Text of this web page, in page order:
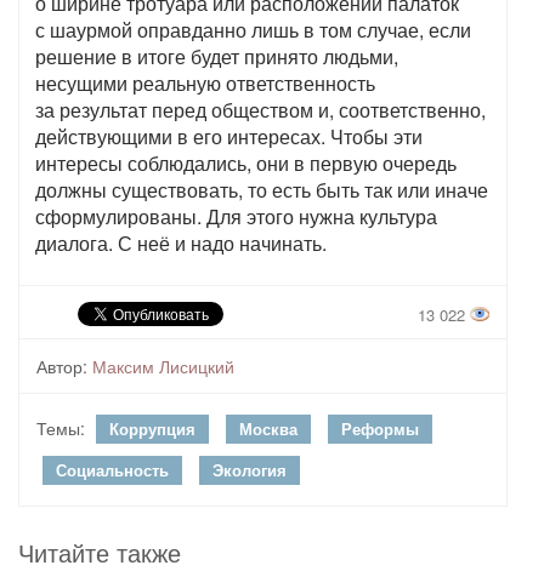
с шаурмой оправданно лишь в том случае, если
решение в итоге будет принято людьми,
несущими реальную ответственность
за результат перед обществом и, соответственно,
действующими в его интересах. Чтобы эти
интересы соблюдались, они в первую очередь
должны существовать, то есть быть так или иначе
сформулированы. Для этого нужна культура
диалога. С неё и надо начинать.
13 022
Автор: Максим Лисицкий
Темы: Коррупция Москва
Реформы
Социальность
Экология
Читайте также